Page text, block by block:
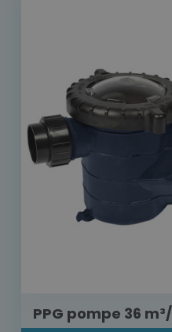
PPG pompe 36